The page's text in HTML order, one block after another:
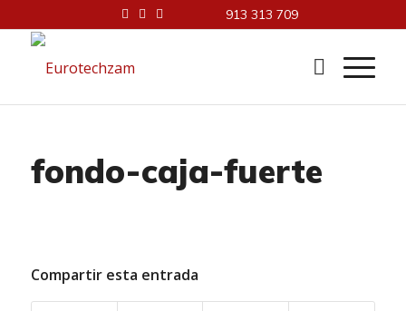
913 313 709
fondo-caja-fuerte
Compartir esta entrada